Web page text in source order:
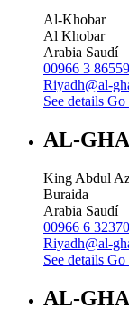
Al-Khobar
Al Khobar
Arabia Saudí
00966 3
Riyadh@al-
See details
AL-
King Abdul
Buraida
Arabia Saudí
00966 6
Riyadh@al-
See details
AL-